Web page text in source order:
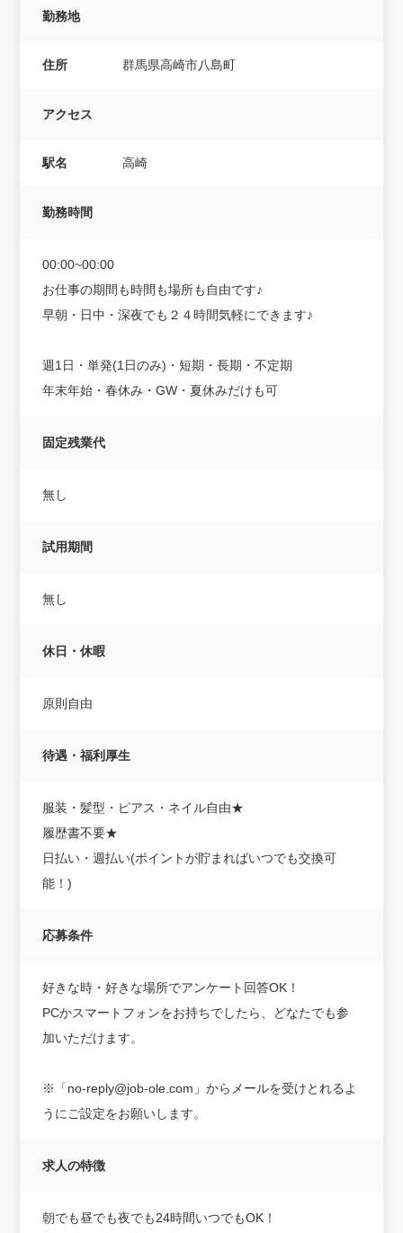
勤務地
住所 群馬県高崎市八島町
アクセス
駅名 高崎
勤務時間
00:00~00:00
お仕事の期間も時間も場所も自由です♪
早朝・日中・深夜でも２４時間気軽にできます♪
週1日・単発(1日のみ)・短期・長期・不定期
年末年始・春休み・GW・夏休みだけも可
固定残業代
無し
試用期間
無し
休日・休暇
原則自由
待遇・福利厚生
服装・髪型・ピアス・ネイル自由★
履歴書不要★
日払い・週払い(ポイントが貯まればいつでも交換可
能！)
応募条件
好きな時・好きな場所でアンケート回答OK！
PCかスマートフォンをお持ちでしたら、どなたでも参
加いただけます。
※「no-reply@job-ole.com」からメールを受けとれるよ
うにご設定をお願いします。
求人の特徴
朝でも昼でも夜でも24時間いつでもOK！